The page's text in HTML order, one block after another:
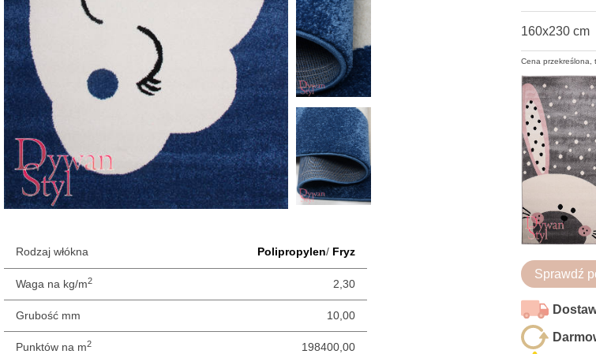
Rodzaj włókna Polipropylen/ Fryz
Waga na kg/m2 2,30
Grubość mm 10,00
Punktów na m2 198400,00
160x230 cm
Cena przekreślona,
Sprawdź